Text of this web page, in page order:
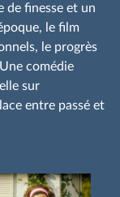
de finesse et un
le film
le progrès
comédie
sur
entre passé et